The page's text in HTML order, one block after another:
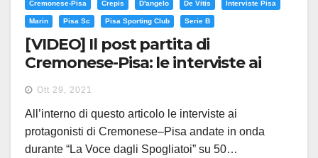
Cremonese-Pisa Crepis D'angelo De Vitis Interviste Pisa
Marin Pisa Sc Pisa Sporting Club Serie B
[VIDEO] Il post partita di
Cremonese-Pisa: le interviste ai
protagonisti su 50 Canale
Ott 29, 2021
All’interno di questo articolo le interviste ai
protagonisti di Cremonese–Pisa andate in onda
durante “La Voce dagli Spogliatoi” su 50…